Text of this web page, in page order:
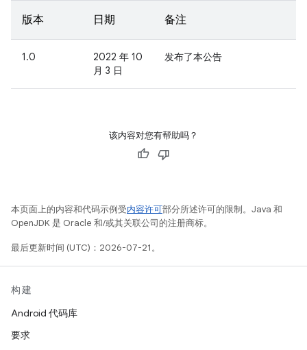
版本 日期 备注
1.0
2022 年 10
月 3 日
发布了本公告
该内容对您有帮助吗？
本页面上的内容和代码示例受内容许可部分所述许可的限制。Java 和
OpenJDK 是 Oracle 和/或其关联公司的注册商标。
最后更新时间 (UTC)：2026-07-21。
构建
Android 代码库
要求